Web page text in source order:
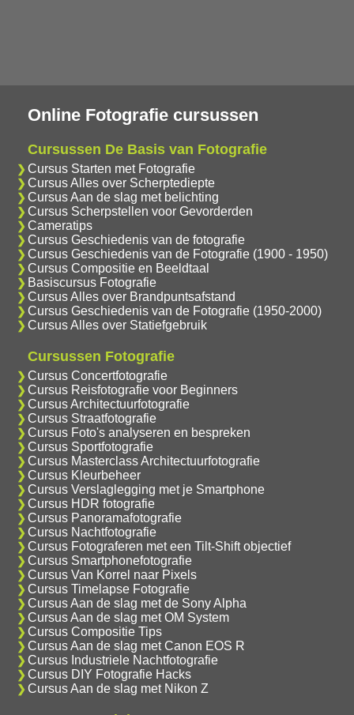
Online Fotografie cursussen
Cursussen De Basis van Fotografie
Cursus Starten met Fotografie
Cursus Alles over Scherptediepte
Cursus Aan de slag met belichting
Cursus Scherpstellen voor Gevorderden
Cameratips
Cursus Geschiedenis van de fotografie
Cursus Geschiedenis van de Fotografie (1900 - 1950)
Cursus Compositie en Beeldtaal
Basiscursus Fotografie
Cursus Alles over Brandpuntsafstand
Cursus Geschiedenis van de Fotografie (1950-2000)
Cursus Alles over Statiefgebruik
Cursussen Fotografie
Cursus Concertfotografie
Cursus Reisfotografie voor Beginners
Cursus Architectuurfotografie
Cursus Straatfotografie
Cursus Foto's analyseren en bespreken
Cursus Sportfotografie
Cursus Masterclass Architectuurfotografie
Cursus Kleurbeheer
Cursus Verslaglegging met je Smartphone
Cursus HDR fotografie
Cursus Panoramafotografie
Cursus Nachtfotografie
Cursus Fotograferen met een Tilt-Shift objectief
Cursus Smartphonefotografie
Cursus Van Korrel naar Pixels
Cursus Timelapse Fotografie
Cursus Aan de slag met de Sony Alpha
Cursus Aan de slag met OM System
Cursus Compositie Tips
Cursus Aan de slag met Canon EOS R
Cursus Industriele Nachtfotografie
Cursus DIY Fotografie Hacks
Cursus Aan de slag met Nikon Z